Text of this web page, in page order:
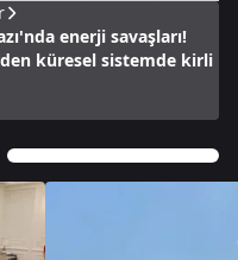
enerji savaşları!
küresel sistemde kirli